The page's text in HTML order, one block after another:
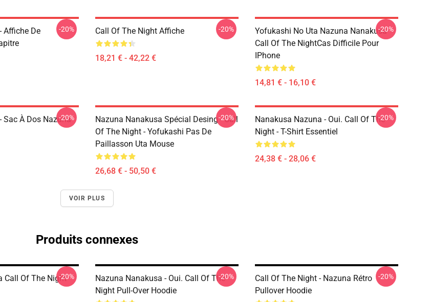
Affiche De
-20% Call Of The Night Affiche
18,21 € - 42,22 €
-20%
Yofukashi No Uta Nazuna Nanakusa
Call Of The NightCas Difficile Pour
IPhone
14,81 € - 16,10 €
-20%
Sac À Dos Nazuna
-20%
Nazuna Nanakusa Spécial Desing - Call
Of The Night - Yofukashi Pas De
Paillasson Uta Mouse
26,68 € - 50,50 €
-20%
Nanakusa Nazuna - Oui. Call Of The
Night - T-Shirt Essentiel
24,38 € - 28,06 €
-20%
VOIR PLUS
Produits connexes
Call Of The Night-20%
Nazuna Nanakusa - Oui. Call Of The
Night Pull-Over Hoodie
-20%
Call Of The Night - Nazuna Rétro
Pullover Hoodie
-20%